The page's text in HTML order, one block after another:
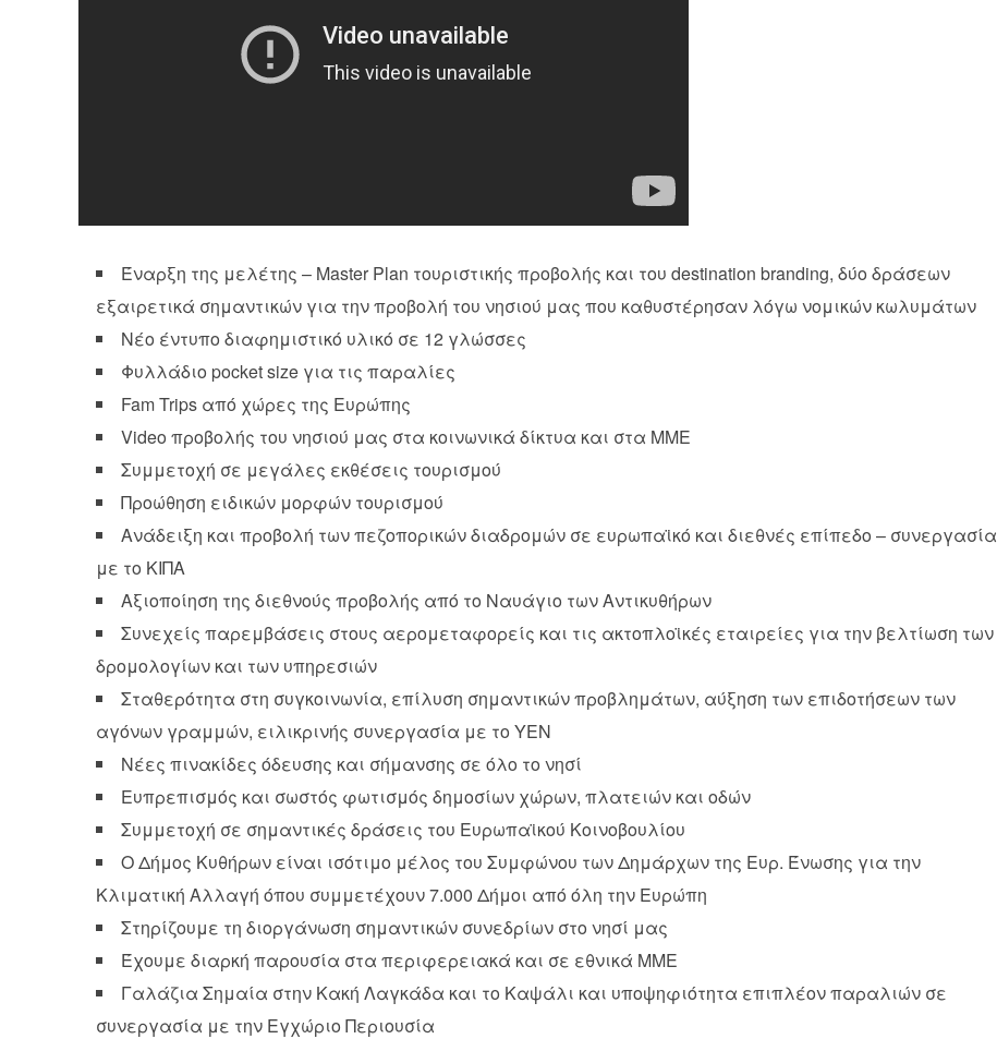
Έναρξη της μελέτης – Master Plan τουριστικής προβολής και του destination branding, δύο δράσεων
εξαιρετικά σημαντικών για την προβολή του νησιού μας που καθυστέρησαν λόγω νομικών κωλυμάτων
Νέο έντυπο διαφημιστικό υλικό σε 12 γλώσσες
Φυλλάδιο pocket size για τις παραλίες
Fam Trips από χώρες της Ευρώπης
Video προβολής του νησιού μας στα κοινωνικά δίκτυα και στα ΜΜΕ
Συμμετοχή σε μεγάλες εκθέσεις τουρισμού
Προώθηση ειδικών μορφών τουρισμού
Ανάδειξη και προβολή των πεζοπορικών διαδρομών σε ευρωπαϊκό και διεθνές επίπεδο – συνεργασία
με το ΚΙΠΑ
Αξιοποίηση της διεθνούς προβολής από το Ναυάγιο των Αντικυθήρων
Συνεχείς παρεμβάσεις στους αερομεταφορείς και τις ακτοπλοϊκές εταιρείες για την βελτίωση των
δρομολογίων και των υπηρεσιών
Σταθερότητα στη συγκοινωνία, επίλυση σημαντικών προβλημάτων, αύξηση των επιδοτήσεων των
αγόνων γραμμών, ειλικρινής συνεργασία με το ΥΕΝ
Νέες πινακίδες όδευσης και σήμανσης σε όλο το νησί
Ευπρεπισμός και σωστός φωτισμός δημοσίων χώρων, πλατειών και οδών
Συμμετοχή σε σημαντικές δράσεις του Ευρωπαϊκού Κοινοβουλίου
Ο Δήμος Κυθήρων είναι ισότιμο μέλος του Συμφώνου των Δημάρχων της Ευρ. Ένωσης για την
Κλιματική Αλλαγή όπου συμμετέχουν 7.000 Δήμοι από όλη την Ευρώπη
Στηρίζουμε τη διοργάνωση σημαντικών συνεδρίων στο νησί μας
Έχουμε διαρκή παρουσία στα περιφερειακά και σε εθνικά ΜΜΕ
Γαλάζια Σημαία στην Κακή Λαγκάδα και το Καψάλι και υποψηφιότητα επιπλέον παραλιών σε
συνεργασία με την Εγχώριο Περιουσία